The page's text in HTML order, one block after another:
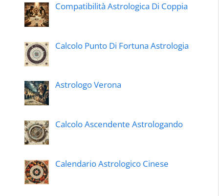
Compatibilità Astrologica Di Coppia
Calcolo Punto Di Fortuna Astrologia
Astrologo Verona
Calcolo Ascendente Astrologando
Calendario Astrologico Cinese